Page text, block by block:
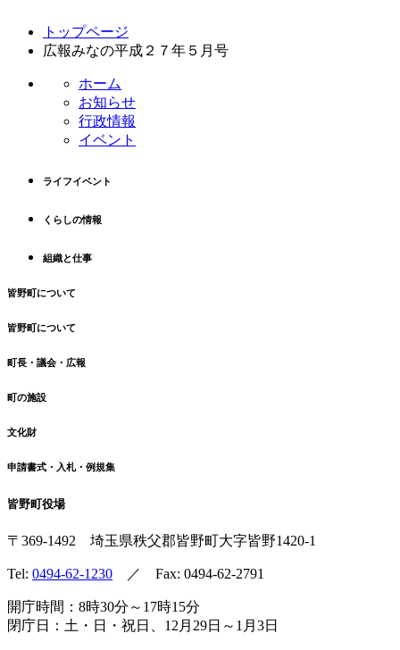
トップページ
広報みなの平成２７年５月号
ホーム
お知らせ
行政情報
イベント
ライフイベント
くらしの情報
組織と仕事
皆野町について
皆野町について
町長・議会・広報
町の施設
文化財
申請書式・入札・例規集
皆野町役場
〒369-1492 埼玉県秩父郡皆野町大字皆野1420-1
Tel: 0494-62-1230 ／ Fax: 0494-62-2791
開庁時間：8時30分～17時15分
閉庁日：土・日・祝日、12月29日～1月3日